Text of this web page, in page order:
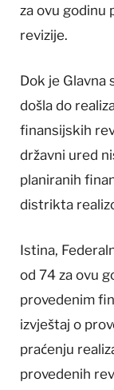
za ovu godinu
revizije.
Dok je Glavna
došla do
finansijskih
državni ured
planiranih
distrikta
Istina,
od 74 za ovu
provedenim
izvještaj o
praćenju
provedenih